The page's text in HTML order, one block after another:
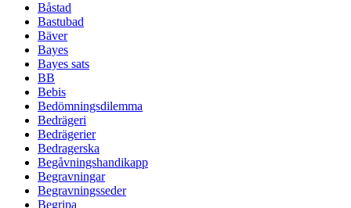
Båstad
Bastubad
Bäver
Bayes
Bayes sats
BB
Bebis
Bedömningsdilemma
Bedrägeri
Bedrägerier
Bedragerska
Begåvningshandikapp
Begravningar
Begravningsseder
Begripa